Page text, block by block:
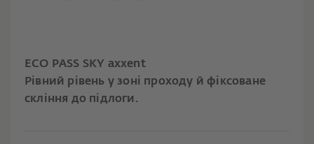
ECO PASS SKY axxent
Рівний рівень у зоні проходу й фіксоване
скління до підлоги.